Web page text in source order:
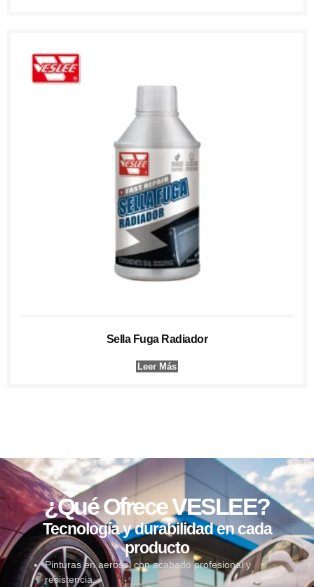
Sella Fuga Radiador
Leer Más
¿Qué Ofrece VESLEE?
Tecnología y durabilidad en cada
producto
Pinturas en aerosol con acabado profesional y
resistencia.